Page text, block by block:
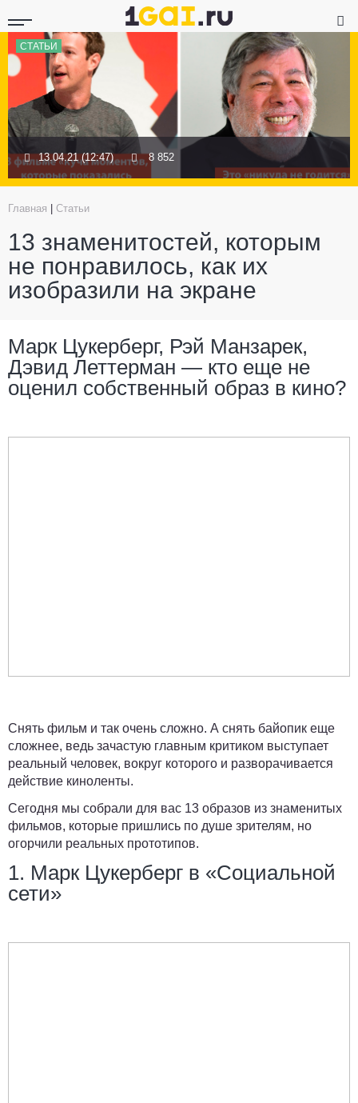
СТАТЬИ
13.04.21 (12:47) 8 852
Главная Статьи
13 знаменитостей, которым
не понравилось, как их
изобразили на экране
Марк Цукерберг, Рэй Манзарек,
Дэвид Леттерман — кто еще не
оценил собственный образ в кино?
Снять фильм и так очень сложно. А снять байопик еще
сложнее, ведь зачастую главным критиком выступает
реальный человек, вокруг которого и разворачивается
действие киноленты.
Сегодня мы собрали для вас 13 образов из знаменитых
фильмов, которые пришлись по душе зрителям, но
огорчили реальных прототипов.
1. Марк Цукерберг в «Социальной
сети»